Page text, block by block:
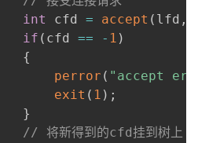
int cfd = accept ( lfd ,
if ( cfd == - 1 )
{
perror ( "accept
exit ( 1 ) ;
}
// 将新得到的cfd挂到树上